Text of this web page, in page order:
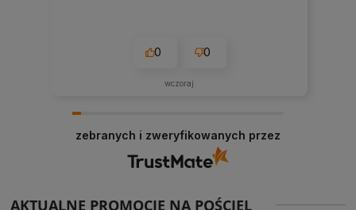
0 0
wczoraj
zebranych i zweryfikowanych przez
AKTUALNE PROMOCJE NA POŚCIEL